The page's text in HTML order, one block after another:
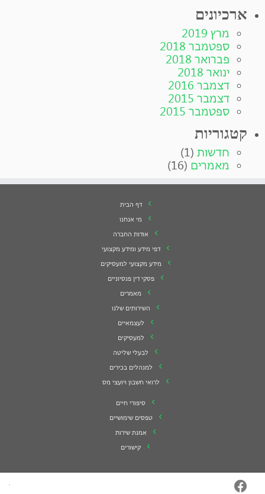
ארכיונים
מרץ 2019
ספטמבר 2018
פברואר 2018
ינואר 2018
דצמבר 2016
דצמבר 2015
ספטמבר 2015
קטגוריות
חדשות (1)
מאמרים (16)
דף הבית
מי אנחנו
אודות החברה
דפי מידע ומידע מקצועי
מידע מקצועי למעסיקים
פסקי דין פנסיוניים
מאמרים
השירותים שלנו
לעצמאיים
למעסיקים
לבעלי שליטה
למנהלים בכירים
לרואי חשבון ויועצי מס
סיפורי חיים
טפסים שימושיים
אמנת שירות
קישורים
·